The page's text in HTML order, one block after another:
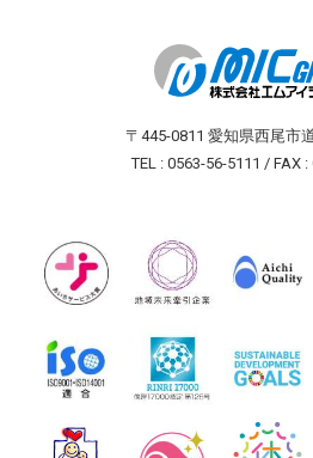
〒445-0811 愛知県西尾市
TEL : 0563-56-5111 / FAX